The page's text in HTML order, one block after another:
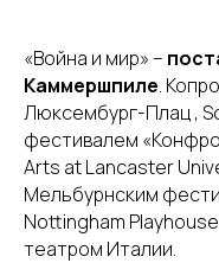
«Война и мир» –
Каммершпиле.
Люксембург-Плац ,
фестивалем
Arts at Lancaster
Мельбурнским
Nottingham
театром Италии.